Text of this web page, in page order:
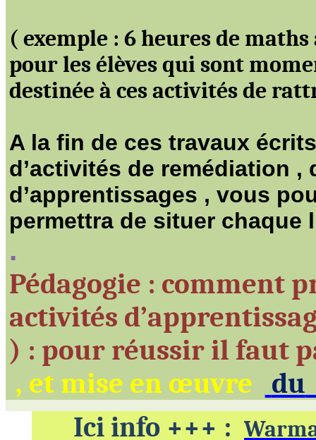
( exemple: 6 heures de
pour les élèves qui sont
destinée à ces activités de
A la fin de ces travaux
d’activités de remédiation ,
d’apprentissages , vous
permettra de situer chaque
.
Pédagogie : comment
activités
) : pour réussir il faut
, et mise en œuvre
du
Ici info +++ :